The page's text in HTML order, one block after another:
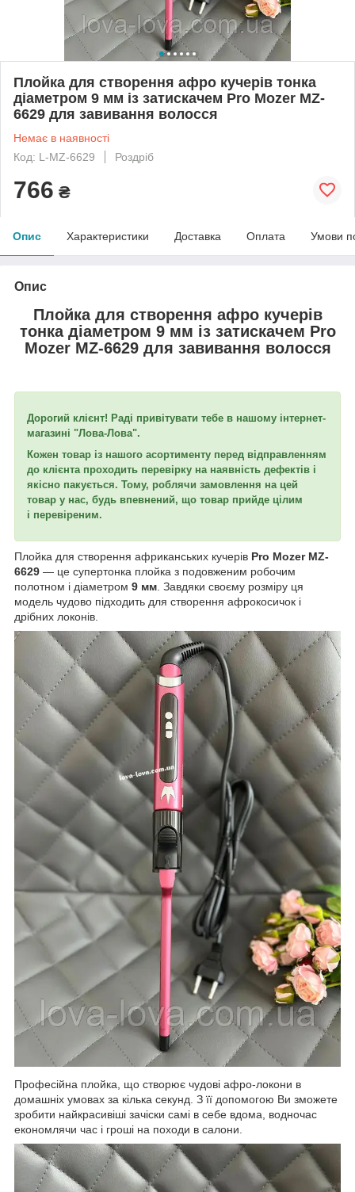
Плойка для створення афро кучерів тонка
діаметром 9 мм із затискачем Pro Mozer MZ-
6629 для завивання волосся
Немає в наявності
Код: L-MZ-6629
Роздріб
766 ₴
Опис Характеристики Доставка Оплата Умови
Опис
Плойка для створення афро кучерів
тонка діаметром 9 мм із затискачем Pro
Mozer MZ-6629 для завивання волосся
Дорогий клієнт! Раді привітувати тебе в нашому інтернет-
магазині "Лова-Лова".
Кожен товар із нашого асортименту перед відправленням
до клієнта проходить перевірку на наявність дефектів і
якісно пакується. Тому, роблячи замовлення на цей
товар у нас, будь впевнений, що товар прийде цілим
і перевіреним.
Плойка для створення африканських кучерів Pro Mozer MZ-
6629 — це супертонка плойка з подовженим робочим
полотном і діаметром 9 мм. Завдяки своєму розміру ця
модель чудово підходить для створення афрокосичок і
дрібних локонів.
Професійна плойка, що створює чудові афро-локони в
домашніх умовах за кілька секунд. З її допомогою Ви зможете
зробити найкрасивіші зачіски самі в себе вдома, водночас
економлячи час і гроші на походи в салони.